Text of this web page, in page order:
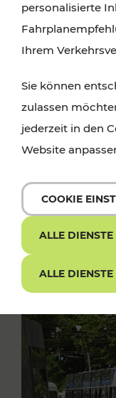
personalisierte
Ihrem
Sie können
zulassen
jederzeit in den
Website
COOKIE
ALLE
ALLE